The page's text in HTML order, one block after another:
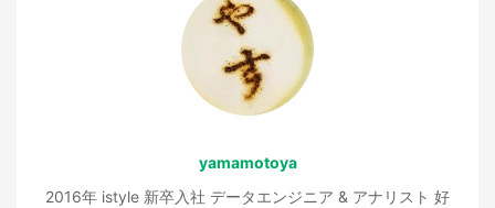
yamamotoya
2016年 istyle 新卒入社 データエンジニア & アナリスト 好